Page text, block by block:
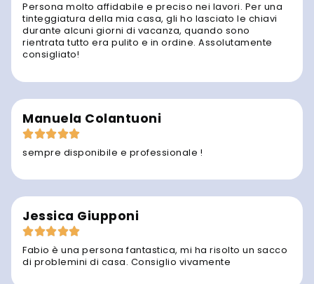
Persona molto affidabile e preciso nei lavori. Per una
tinteggiatura della mia casa, gli ho lasciato le chiavi
durante alcuni giorni di vacanza, quando sono
rientrata tutto era pulito e in ordine. Assolutamente
consigliato!
Manuela Colantuoni
sempre disponibile e professionale !
Jessica Giupponi
Fabio è una persona fantastica, mi ha risolto un sacco
di problemini di casa. Consiglio vivamente